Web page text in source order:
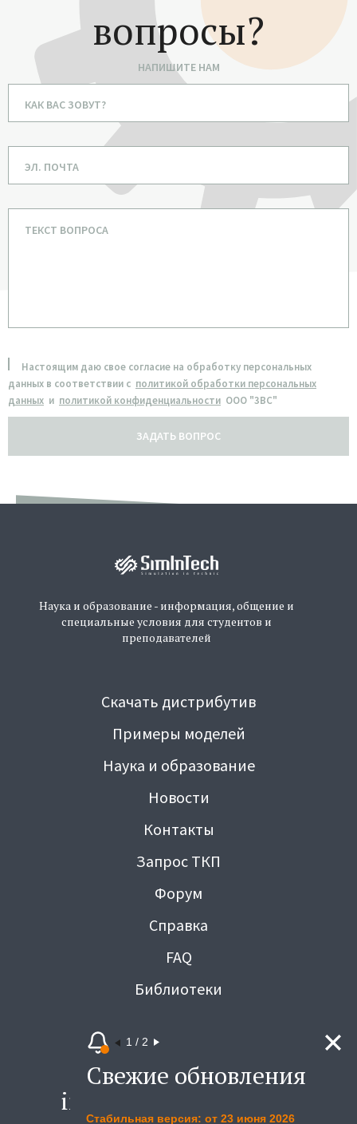
вопросы?
НАПИШИТЕ НАМ
Настоящим даю свое согласие на обработку персональных
данных в соответствии с политикой обработки персональных
данных и политикой конфиденциальности ООО "3ВС"
ЗАДАТЬ ВОПРОС
Наука и образование - информация, общение и
специальные условия для студентов и
преподавателей
Скачать дистрибутив
Примеры моделей
Наука и образование
Новости
Контакты
Запрос ТКП
Форум
Справка
FAQ
Библиотеки
info@3v-services.com
1 / 2
Свежие обновления
Стабильная версия: от 23 июня 2026